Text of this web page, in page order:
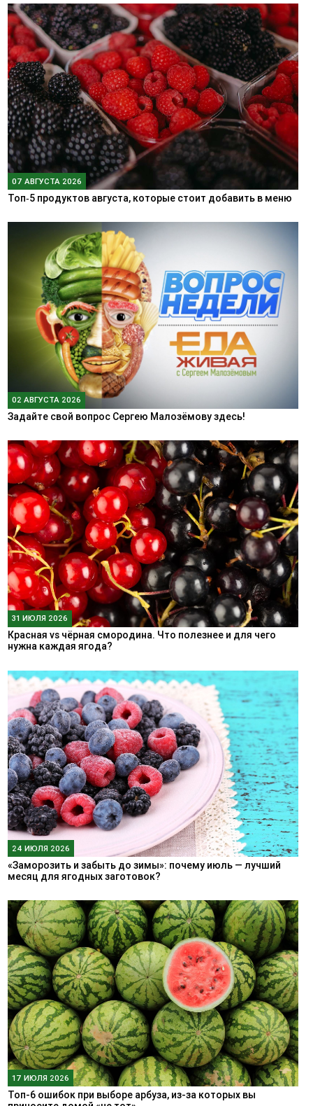
07 АВГУСТА 2026
Топ‑5 продуктов августа, которые стоит добавить в меню
02 АВГУСТА 2026
Задайте свой вопрос Сергею Малозёмову здесь!
31 ИЮЛЯ 2026
Красная vs чёрная смородина. Что полезнее и для чего
нужна каждая ягода?
24 ИЮЛЯ 2026
«Заморозить и забыть до зимы»: почему июль — лучший
месяц для ягодных заготовок?
17 ИЮЛЯ 2026
Топ-6 ошибок при выборе арбуза, из-за которых вы